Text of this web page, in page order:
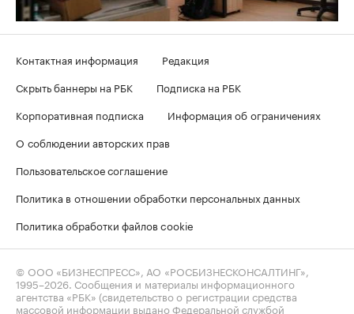
Контактная информация
Редакция
Скрыть баннеры на РБК
Подписка на РБК
Корпоративная подписка
Информация об ограничениях
О соблюдении авторских прав
Пользовательское соглашение
Политика в отношении обработки персональных данных
Политика обработки файлов cookie
© ООО «БИЗНЕСПРЕСС», АО «РОСБИЗНЕСКОНСАЛТИНГ»,
1995–2026 . Сообщения и материалы информационного
агентства «РБК» (свидетельство о регистрации средства
массовой информации выдано Федеральной службой